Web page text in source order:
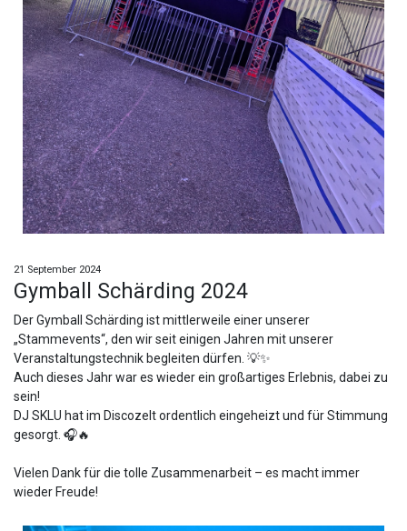
21 September 2024
Gymball Schärding 2024
Der Gymball Schärding ist mittlerweile einer unserer
„Stammevents“, den wir seit einigen Jahren mit unserer
Veranstaltungstechnik begleiten dürfen. 💡✨
Auch dieses Jahr war es wieder ein großartiges Erlebnis, dabei zu
sein!
DJ SKLU hat im Discozelt ordentlich eingeheizt und für Stimmung
gesorgt. 🎧🔥
Vielen Dank für die tolle Zusammenarbeit – es macht immer
wieder Freude!